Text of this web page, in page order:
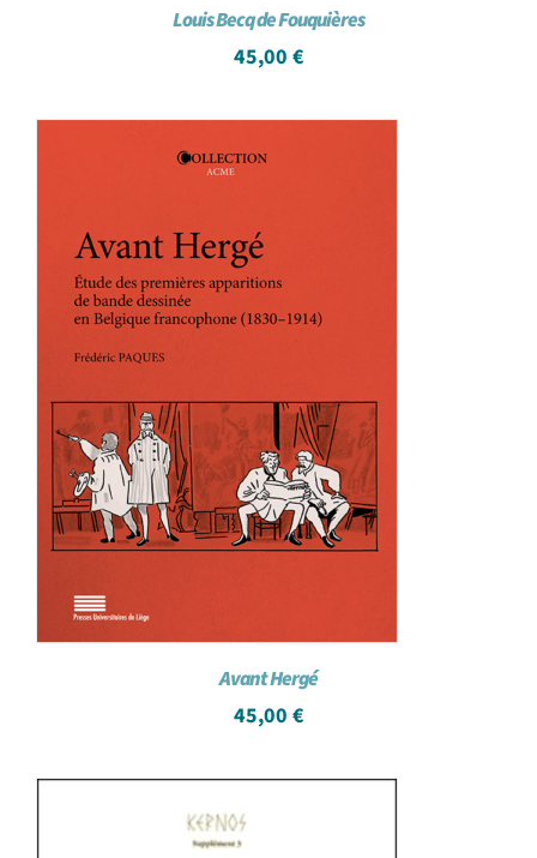
Louis Becq de Fouquières
45,00 €
Avant Hergé
45,00 €